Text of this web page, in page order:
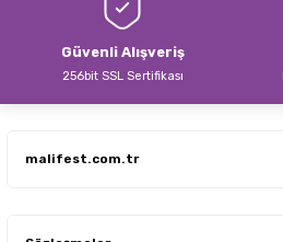
Güvenli Alışveriş
256bit SSL Sertifikası
malifest.com.tr